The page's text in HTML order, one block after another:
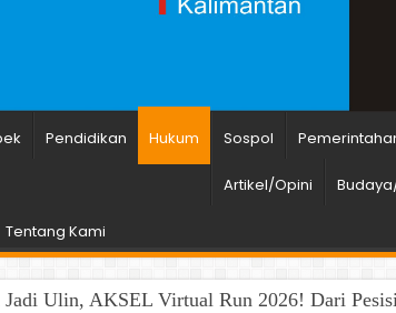
Pendidikan Hukum Sospol
Artikel/Opini
Tentang Kami
Jadi Ulin, AKSEL Virtual Run 2026! Dari